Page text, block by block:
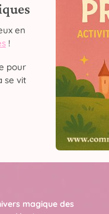
en
!
pour
se vit
magique des